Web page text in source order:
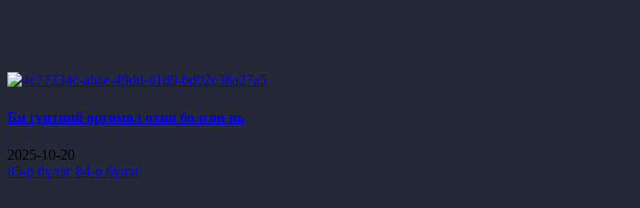
Би гүнтний өргөмөл охин болсон нь
2025-10-20
85-р бүлэг 84-р бүлэг